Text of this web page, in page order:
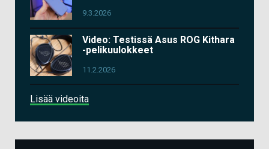
9.3.2026
Video: Testissä Asus ROG Kithara
-pelikuulokkeet
11.2.2026
Lisää videoita